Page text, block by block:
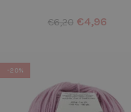
€6,20 €4,96
-20%